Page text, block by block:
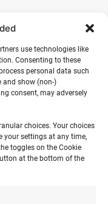
use technologies like
Consenting to these
personal data such
and show (non-)
consent, may adversely
choices. Your choices
your settings at any time,
toggles on the Cookie
at the bottom of the